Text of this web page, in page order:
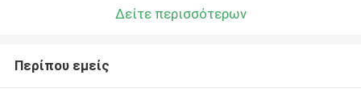
Δείτε περισσότερων
Περίπου εμείς